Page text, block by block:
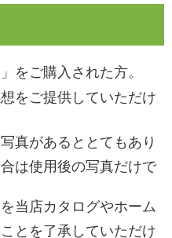
をご購入された方。
をご提供していただけ
真があるととてもあり
は使用後の写真だけで
当店カタログやホーム
とを了承していただけ